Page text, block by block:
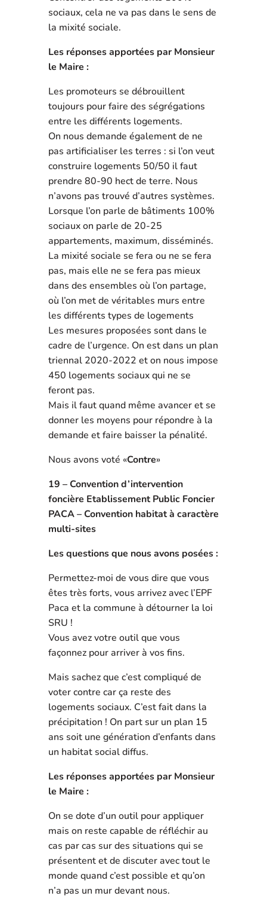
sociaux, cela ne va pas dans le sens de
la mixité sociale.
Les réponses apportées par Monsieur
le Maire :
Les promoteurs se débrouillent
toujours pour faire des ségrégations
entre les différents logements.
On nous demande également de ne
pas artificialiser les terres : si l’on veut
construire logements 50/50 il faut
prendre 80-90 hect de terre. Nous
n’avons pas trouvé d’autres systèmes.
Lorsque l’on parle de bâtiments 100%
sociaux on parle de 20-25
appartements, maximum, disséminés.
La mixité sociale se fera ou ne se fera
pas, mais elle ne se fera pas mieux
dans des ensembles où l’on partage,
où l’on met de véritables murs entre
les différents types de logements
Les mesures proposées sont dans le
cadre de l’urgence. On est dans un plan
triennal 2020-2022 et on nous impose
450 logements sociaux qui ne se
feront pas.
Mais il faut quand même avancer et se
donner les moyens pour répondre à la
demande et faire baisser la pénalité.
Nous avons voté «Contre»
19 – Convention d’intervention
foncière Etablissement Public Foncier
PACA – Convention habitat à caractère
multi-sites
Les questions que nous avons posées :
Permettez-moi de vous dire que vous
êtes très forts, vous arrivez avec l’EPF
Paca et la commune à détourner la loi
SRU !
Vous avez votre outil que vous
façonnez pour arriver à vos fins.
Mais sachez que c’est compliqué de
voter contre car ça reste des
logements sociaux. C’est fait dans la
précipitation ! On part sur un plan 15
ans soit une génération d’enfants dans
un habitat social diffus.
Les réponses apportées par Monsieur
le Maire :
On se dote d’un outil pour appliquer
mais on reste capable de réfléchir au
cas par cas sur des situations qui se
présentent et de discuter avec tout le
monde quand c’est possible et qu’on
n’a pas un mur devant nous.